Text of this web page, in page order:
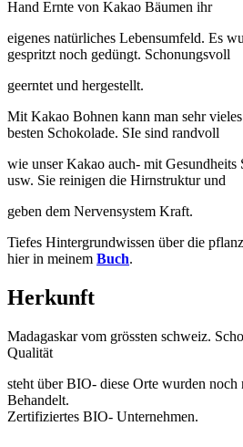
Hand Ernte von Kakao Bäumen ihr
eigenes natürliches Lebensumfeld. Es
gespritzt noch gedüngt. Schonungsvoll
geerntet und hergestellt.
Mit Kakao Bohnen kann man sehr
besten Schokolade. SIe sind randvoll
wie unser Kakao auch- mit
usw. Sie reinigen die Hirnstruktur und
geben dem Nervensystem Kraft.
Tiefes Hintergrundwissen über die
hier in meinem Buch.
Herkunft
Madagaskar vom grössten schweiz.
Qualität
steht über BIO- diese Orte wurden
Behandelt.
Zertifiziertes BIO- Unternehmen.